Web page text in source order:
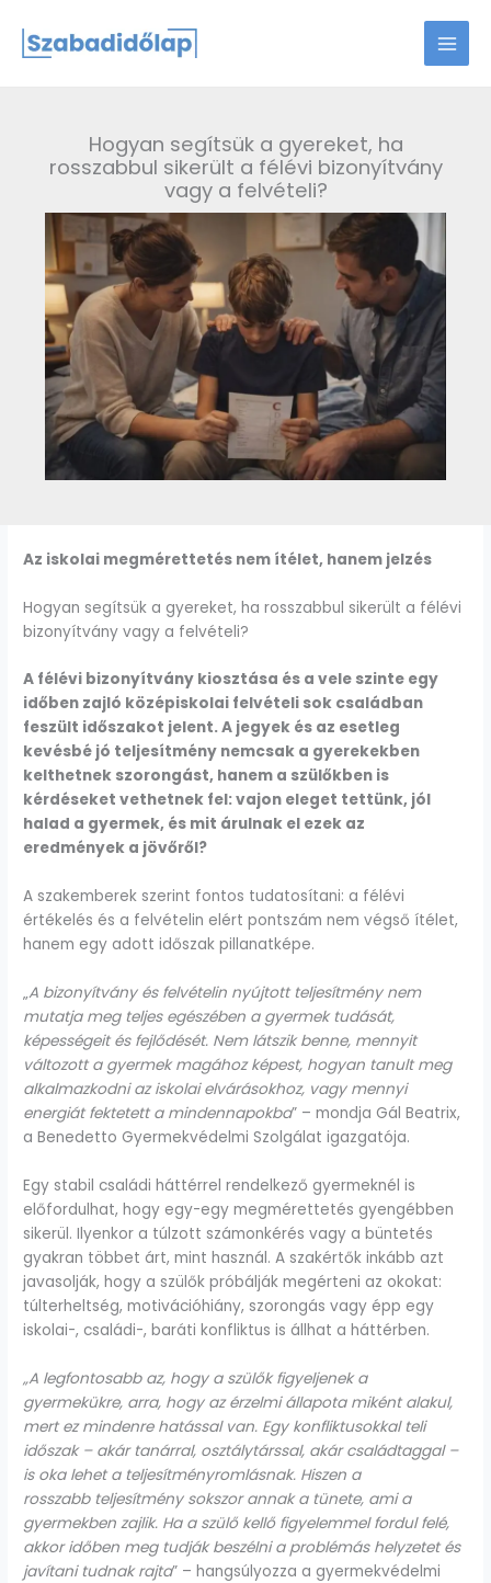
content
Hogyan segítsük a gyereket, ha
rosszabbul sikerült a félévi bizonyítvány
vagy a felvételi?
Az iskolai megmérettetés nem ítélet, hanem jelzés
Hogyan segítsük a gyereket, ha rosszabbul sikerült a félévi
bizonyítvány vagy a felvételi?
A félévi bizonyítvány kiosztása és a vele szinte egy
időben zajló középiskolai felvételi sok családban
feszült időszakot jelent. A jegyek és az esetleg
kevésbé jó teljesítmény nemcsak a gyerekekben
kelthetnek szorongást, hanem a szülőkben is
kérdéseket vethetnek fel: vajon eleget tettünk, jól
halad a gyermek, és mit árulnak el ezek az
eredmények a jövőről?
A szakemberek szerint fontos tudatosítani: a félévi
értékelés és a felvételin elért pontszám nem végső ítélet,
hanem egy adott időszak pillanatképe.
„A bizonyítvány és felvételin nyújtott teljesítmény nem
mutatja meg teljes egészében a gyermek tudását,
képességeit és fejlődését. Nem látszik benne, mennyit
változott a gyermek magához képest, hogyan tanult meg
alkalmazkodni az iskolai elvárásokhoz, vagy mennyi
energiát fektetett a mindennapokba” – mondja Gál Beatrix,
a Benedetto Gyermekvédelmi Szolgálat igazgatója.
Egy stabil családi háttérrel rendelkező gyermeknél is
előfordulhat, hogy egy-egy megmérettetés gyengébben
sikerül. Ilyenkor a túlzott számonkérés vagy a büntetés
gyakran többet árt, mint használ. A szakértők inkább azt
javasolják, hogy a szülők próbálják megérteni az okokat:
túlterheltség, motivációhiány, szorongás vagy épp egy
iskolai-, családi-, baráti konfliktus is állhat a háttérben.
„A legfontosabb az, hogy a szülők figyeljenek a
gyermekükre, arra, hogy az érzelmi állapota miként alakul,
mert ez mindenre hatással van. Egy konfliktusokkal teli
időszak – akár tanárral, osztálytárssal, akár családtaggal –
is oka lehet a teljesítményromlásnak. Hiszen a
rosszabb teljesítmény sokszor annak a tünete, ami a
gyermekben zajlik. Ha a szülő kellő figyelemmel fordul felé,
akkor időben meg tudják beszélni a problémás helyzetet és
javítani tudnak rajta” – hangsúlyozza a gyermekvédelmi